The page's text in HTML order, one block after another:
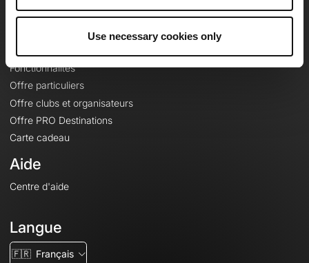
Use necessary cookies only
Fonctionnalités
Offre particuliers
Offre clubs et organisateurs
Offre PRO Destinations
Carte cadeau
Aide
Centre d'aide
Langue
🇫🇷 Français